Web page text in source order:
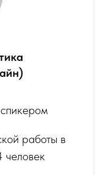
работы в
человек